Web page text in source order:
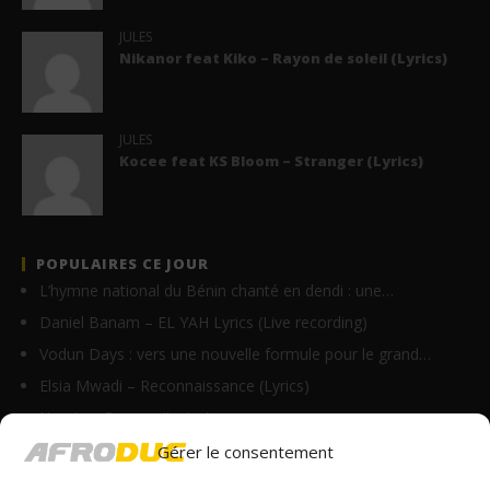
Gérer le consentement
JULES
Nikanor feat Kiko – Rayon de soleil (Lyrics)
JULES
Kocee feat KS Bloom – Stranger (Lyrics)
POPULAIRES CE JOUR
L’hymne national du Bénin chanté en dendi : une…
Daniel Banam – EL YAH Lyrics (Live recording)
Vodun Days : vers une nouvelle formule pour le grand…
Elsia Mwadi – Reconnaissance (Lyrics)
Homix – On y va (Lyrics)
Innoss’B – Avertissement (Clip Officiel)